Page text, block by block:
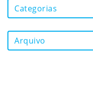
Categorias
Arquivo